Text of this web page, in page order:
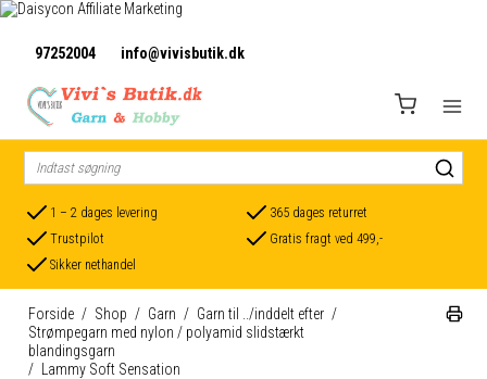
97252004 info@vivisbutik.dk
1 – 2 dages levering
365 dages returret
Trustpilot
Gratis fragt ved 499,-
Sikker nethandel
Forside / Shop / Garn / Garn til ../inddelt efter /
Strømpegarn med nylon / polyamid slidstærkt
blandingsgarn
/
Lammy Soft Sensation